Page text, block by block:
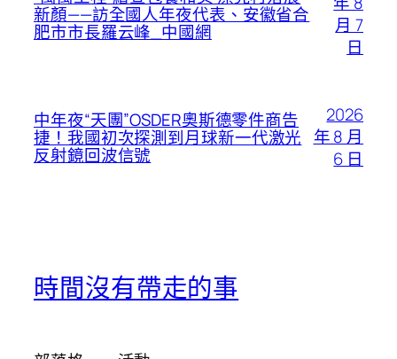
新顏——訪全國人年夜代表、安徽省合
肥市市長羅云峰_中國網
月 7
日
中年夜“天團”OSDER奧斯德零件商告
捷！我國初次探測到月球新一代激光
反射鏡回波信號
2026
年 8 月
6 日
時間沒有帶走的事